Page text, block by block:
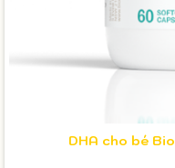
DHA cho bé